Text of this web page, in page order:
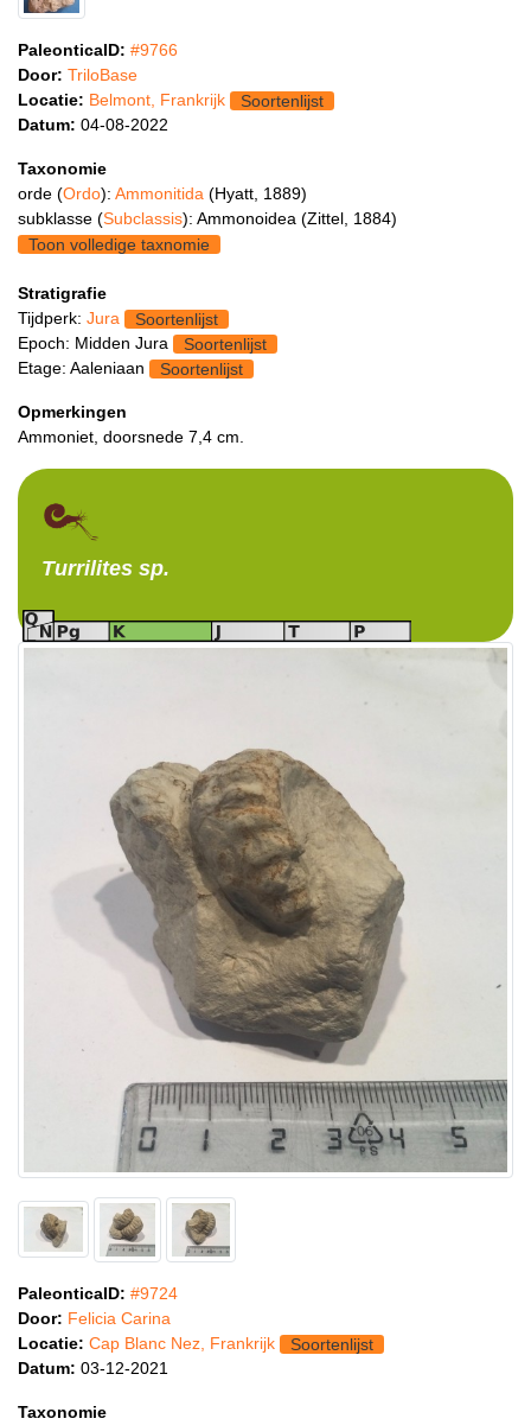
PaleonticaID: #9766
Door: TriloBase
Locatie: Belmont, Frankrijk
Soortenlijst
Datum: 04-08-2022
Taxonomie
orde (Ordo): Ammonitida (Hyatt, 1889)
subklasse (Subclassis): Ammonoidea (Zittel, 1884)
Toon volledige taxnomie
Stratigrafie
Tijdperk: Jura
Soortenlijst
Epoch: Midden Jura
Soortenlijst
Etage: Aaleniaan
Soortenlijst
Opmerkingen
Ammoniet, doorsnede 7,4 cm.
Turrilites sp.
PaleonticaID: #9724
Door: Felicia Carina
Locatie: Cap Blanc Nez, Frankrijk
Soortenlijst
Datum: 03-12-2021
Taxonomie